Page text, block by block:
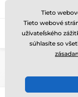
Zavolajte nám (Po-Pi 8-
Tieto
Tieto webové
užívateľského
súhlasíte so